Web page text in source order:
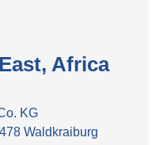
Africa
KG
Waldkraiburg